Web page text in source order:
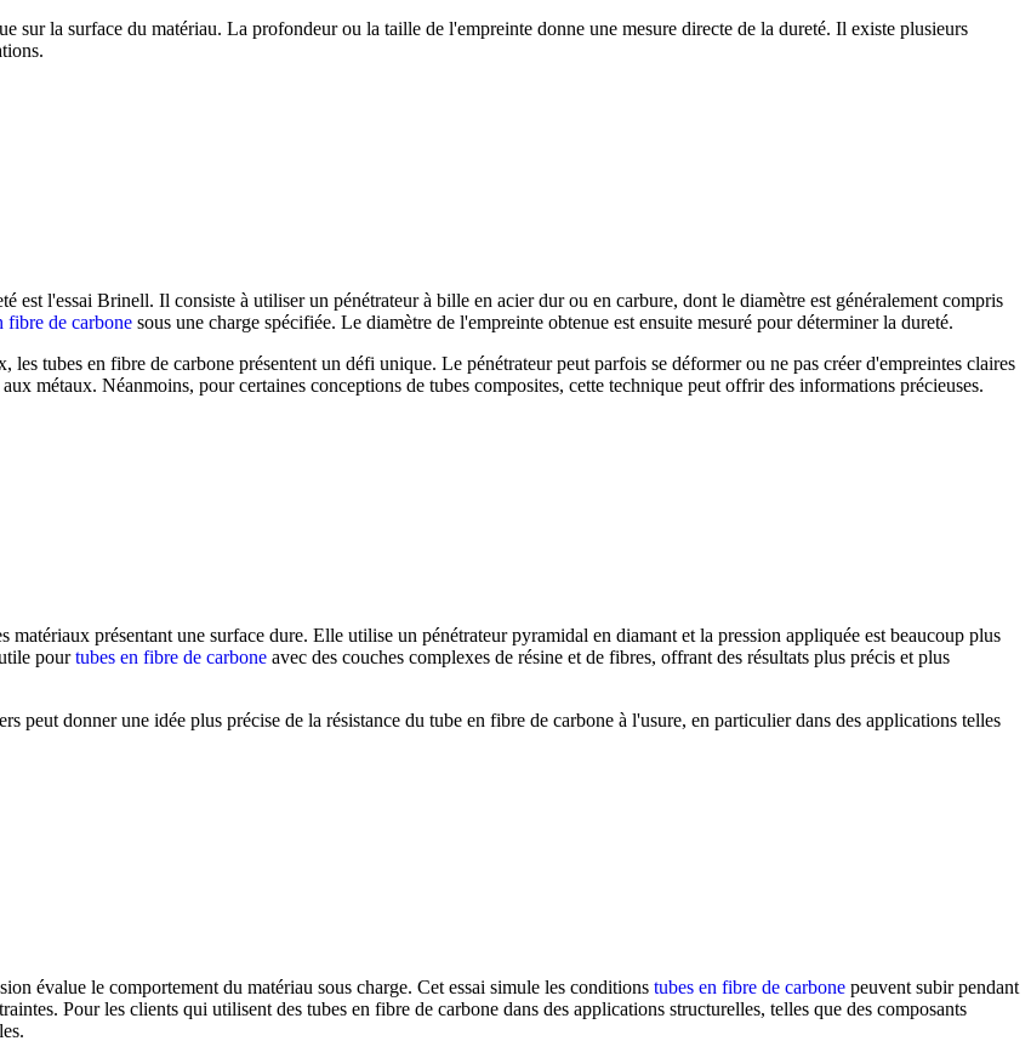
sur la surface du matériau. La profondeur ou la taille de l'empreinte donne une mesure directe de la dureté. Il existe plusieurs
est l'essai Brinell. Il consiste à utiliser un pénétrateur à bille en acier dur ou en carbure, dont le diamètre est généralement compris
fibre de carbone sous une charge spécifiée. Le diamètre de l'empreinte obtenue est ensuite mesuré pour déterminer la dureté.
tubes en fibre de carbone présentent un défi unique. Le pénétrateur peut parfois se déformer ou ne pas créer d'empreintes claires
métaux. Néanmoins, pour certaines conceptions de tubes composites, cette technique peut offrir des informations précieuses.
présentant une surface dure. Elle utilise un pénétrateur pyramidal en diamant et la pression appliquée est beaucoup plus
pourtubes en fibre de carbone avec des couches complexes de résine et de fibres, offrant des résultats plus précis et plus
peut donner une idée plus précise de la résistance du tube en fibre de carbone à l'usure, en particulier dans des applications telles
évalue le comportement du matériau sous charge. Cet essai simule les conditions tubes en fibre de carbone peuvent subir pendant
Pour les clients qui utilisent des tubes en fibre de carbone dans des applications structurelles, telles que des composants